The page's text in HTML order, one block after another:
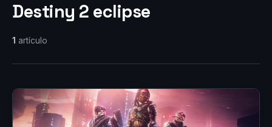
Destiny 2 eclipse
1 artículo